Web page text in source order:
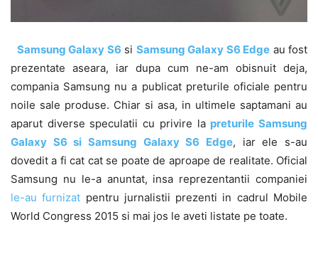
Samsung Galaxy S6 si Samsung Galaxy S6 Edge au fost
prezentate aseara, iar dupa cum ne-am obisnuit deja,
compania Samsung nu a publicat preturile oficiale pentru
noile sale produse. Chiar si asa, in ultimele saptamani au
aparut diverse speculatii cu privire la preturile Samsung
Galaxy S6 si Samsung Galaxy S6 Edge, iar ele s-au
dovedit a fi cat cat se poate de aproape de realitate. Oficial
Samsung nu le-a anuntat, insa reprezentantii companiei
le-au furnizat pentru jurnalistii prezenti in cadrul Mobile
World Congress 2015 si mai jos le aveti listate pe toate.